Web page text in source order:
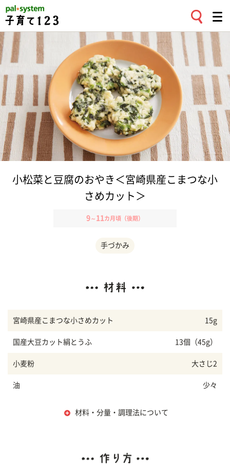
小松菜と豆腐のおやき＜宮崎県産こまつな小
さめカット＞
9～ 11 カ月頃（後期）
手づかみ
宮崎県産こまつな小さめカット 15g
国産大豆カット絹とうふ 13個（45g）
小麦粉 大さじ2
油 少々
材料・分量・調理法について